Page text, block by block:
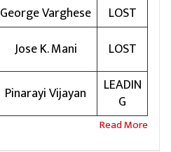
George Varghese
LOST
Jose K. Mani LOST
Pinarayi Vijayan
LEADIN
G